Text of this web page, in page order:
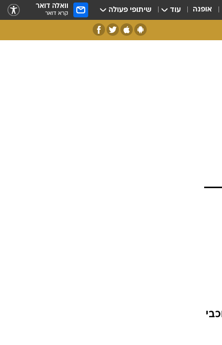
אופנה עוד שיתופי פעולה וואלה דואר
קרא דואר